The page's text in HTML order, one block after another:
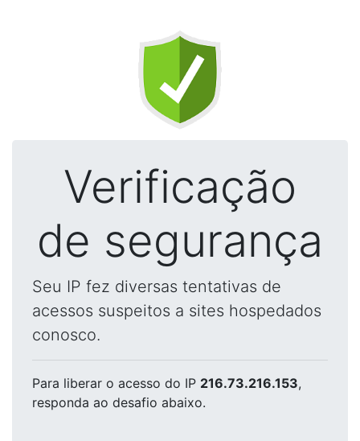
Verificação
de segurança
Seu IP fez diversas tentativas de
acessos suspeitos a sites hospedados
conosco.
Para liberar o acesso do IP 216.73.216.153,
responda ao desafio abaixo.